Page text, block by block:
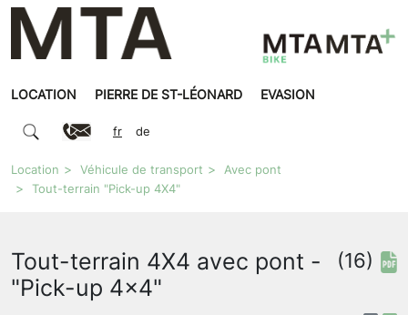
LOCATION PIERRE DE ST-LÉONARD EVASION
fr de
Location Véhicule de transport
Avec pont
Tout-terrain "Pick-up 4X4"
Tout-terrain 4X4 avec pont -
"Pick-up 4x4"
(16)